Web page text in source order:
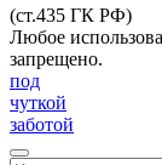
(ст.435 ГК РФ)
Любое
запрещено.
под
чуткой
заботой